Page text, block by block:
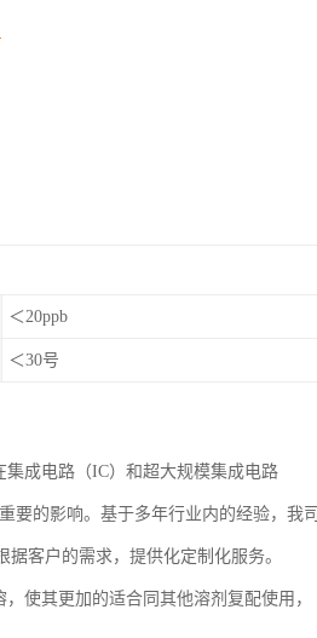
＜20ppb
＜30号
成电路（IC）和超大规模集成电路
要的影响。基于多年行业内的经验，我司
客户的需求，提供化定制化服务。
使其更加的适合同其他溶剂复配使用，